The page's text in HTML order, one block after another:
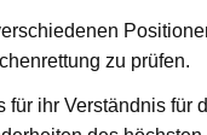
zu prüfen.
ihr Verständnis für